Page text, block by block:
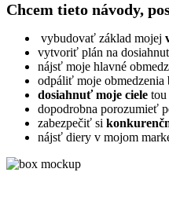
Chcem tieto návody,
vybudovať základ mojej
vytvoriť plán na
nájsť moje hlavné
odpáliť moje obmedzenia
dosiahnuť moje ciele tou
dopodrobna porozumieť
zabezpečiť si
nájsť diery v mojom